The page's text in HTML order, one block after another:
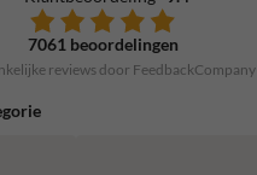
7061 beoordelingen
reviews door FeedbackCompany